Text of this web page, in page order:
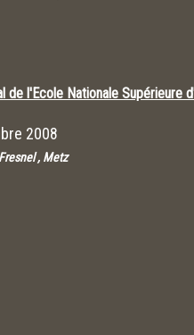
de l'Ecole Nationale Supérieure
2008
, Metz